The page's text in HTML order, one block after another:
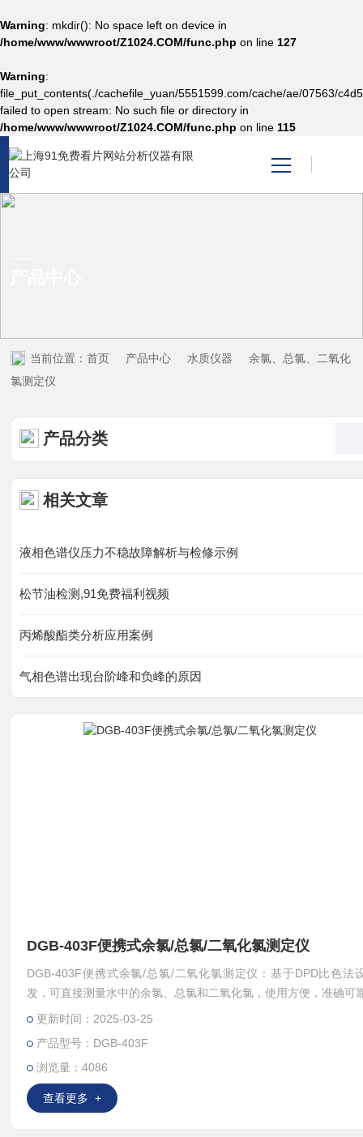
Warning: mkdir(): No space left on device in
/home/www/wwwroot/Z1024.COM/func.php on line 127
Warning:
file_put_contents(./cachefile_yuan/5551599.com/cache/ae/07563/
failed to open stream: No such file or directory in
/home/www/wwwroot/Z1024.COM/func.php on line 115
产品中心
当前位置：首页 产品中心 水质仪器
余氯、总氯、二氧化
氯测定仪
产品分类
相关文章
液相色谱仪压力不稳故障解析与检修示例
松节油检测,91免费福利视频
丙烯酸酯类分析应用案例
气相色谱出现台阶峰和负峰的原因
DGB-403F便携式余氯/总氯/二氧化氯测定仪
DGB-403F便携式余氯/总氯/二氧化氯测定仪：基于DPD比色法
发，可直接测量水中的余氯、总氯和二氧化氯，使用方便，准确可
方法符合水质分析领域测定相关指标的国家标准，被广泛应用于饮
测定。
更新时间：2025-03-25
产品型号：DGB-403F
浏览量：4086
查看更多 +